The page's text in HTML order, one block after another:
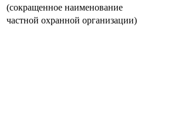
(сокращенное наименование
частной охранной организации)